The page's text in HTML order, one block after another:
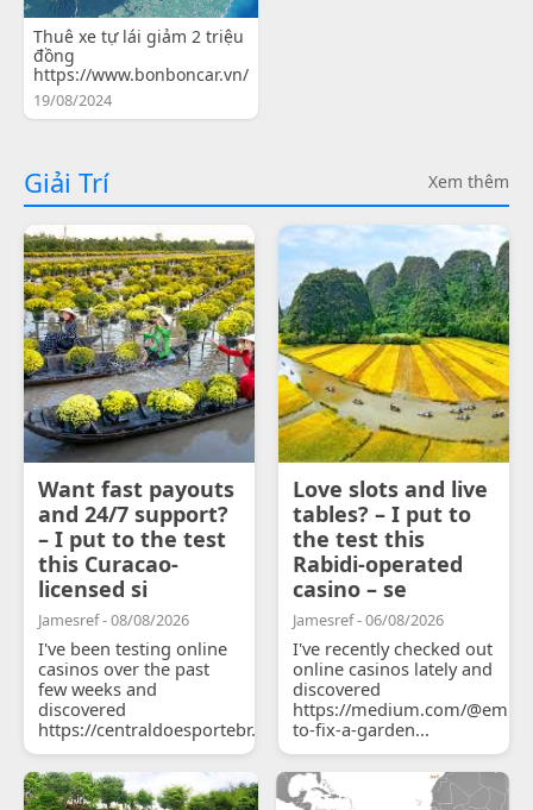
Thuê xe tự lái giảm 2 triệu
đồng
https://www.bonboncar.vn/
19/08/2024
Giải Trí Xem thêm
Want fast payouts
and 24/7 support?
– I put to the test
this Curacao-
licensed si
Jamesref - 08/08/2026
I've been testing online
casinos over the past
few weeks and
discovered
https://centraldoesportebr.substack.com/p/cucure...
Love slots and live
tables? – I put to
the test this
Rabidi-operated
casino – se
Jamesref - 06/08/2026
I've recently checked out
online casinos lately and
discovered
https://medium.com/
to-fix-a-garden...